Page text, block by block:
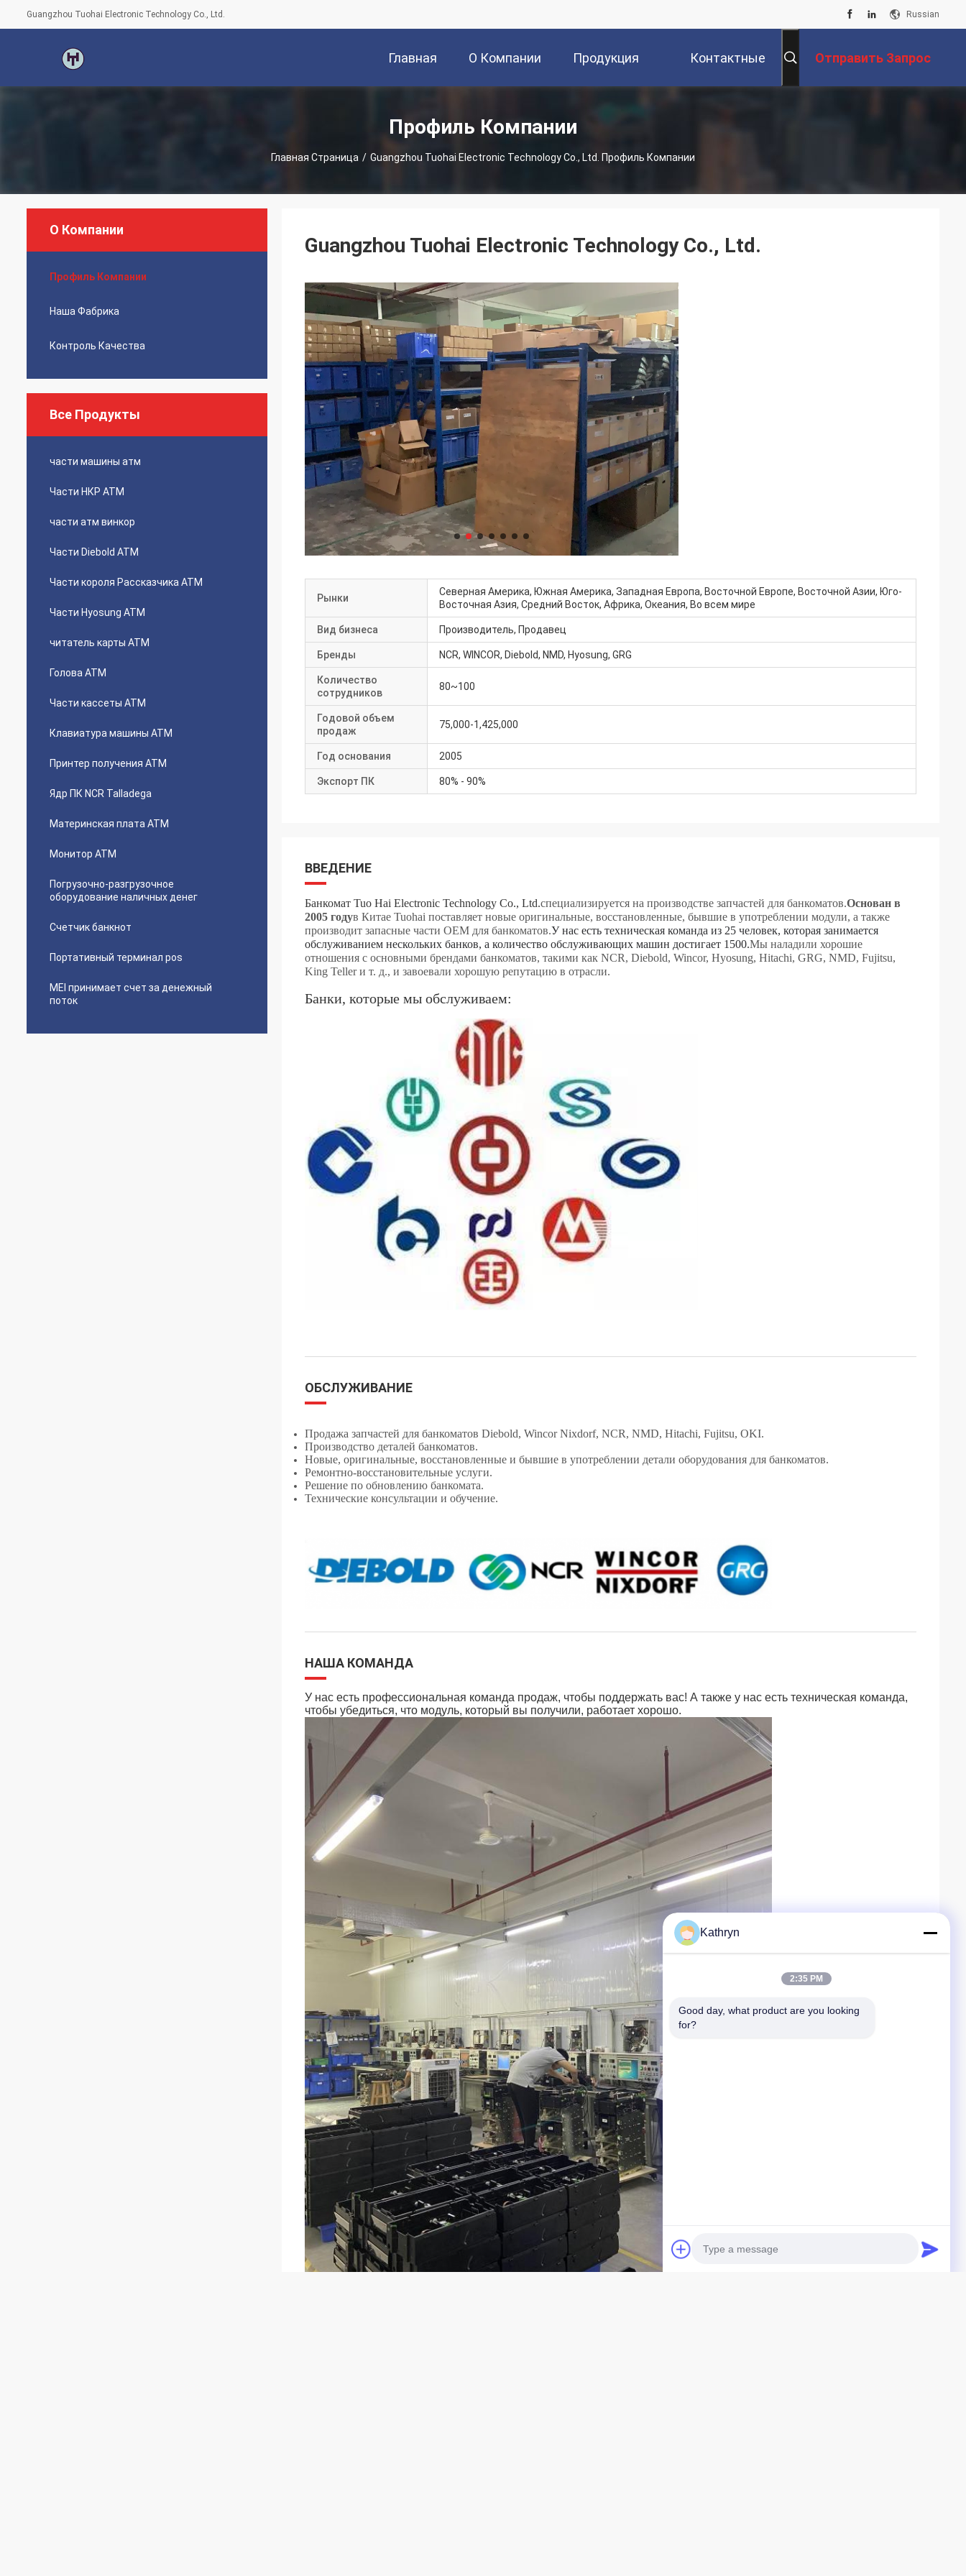
Guangzhou Tuohai Electronic Technology Co., Ltd. Russian
Главная
Страница
О Компании Продукция Контактные Отправить Запрос
Профиль Компании
Главная Страница / Guangzhou Tuohai Electronic Technology Co., Ltd. Профиль Компании
О Компании
Профиль Компании
Наша Фабрика
Контроль Качества
Все Продукты
части машины атм
Части НКР АТМ
части атм винкор
Части Diebold ATM
Части короля Рассказчика ATM
Части Hyosung ATM
читатель карты АТМ
Голова ATM
Части кассеты ATM
Клавиатура машины ATM
Принтер получения ATM
Ядр ПК NCR Talladega
Материнская плата ATM
Монитор ATM
Погрузочно-разгрузочное
оборудование наличных денег
Счетчик банкнот
Портативный терминал pos
MEI принимает счет за денежный
поток
Guangzhou Tuohai Electronic Technology Co., Ltd.
Рынки
Северная Америка, Южная Америка, Западная Европа, Восточной Европе, Восточной Азии, Юго-
Восточная Азия, Средний Восток, Африка, Океания, Во всем мире
Вид бизнеса Производитель, Продавец
Бренды NCR, WINCOR, Diebold, NMD, Hyosung, GRG
Количество
сотрудников
80~100
Годовой объем
продаж
75,000-1,425,000
Год основания 2005
Экспорт ПК 80% - 90%
ВВЕДЕНИЕ
Банкомат Tuo Hai Electronic Technology Co., Ltd.специализируется на производстве запчастей для банкоматов.Основан в
2005 годув Китае Tuohai поставляет новые оригинальные, восстановленные, бывшие в употреблении модули, а также
производит запасные части OEM для банкоматов.У нас есть техническая команда из 25 человек, которая занимается
обслуживанием нескольких банков, а количество обслуживающих машин достигает 1500.Мы наладили хорошие
отношения с основными брендами банкоматов, такими как NCR, Diebold, Wincor, Hyosung, Hitachi, GRG, NMD, Fujitsu,
King Teller и т. д., и завоевали хорошую репутацию в отрасли.
Банки, которые мы обслуживаем:
ОБСЛУЖИВАНИЕ
Продажа запчастей для банкоматов Diebold, Wincor Nixdorf, NCR, NMD, Hitachi, Fujitsu, OKI.
Производство деталей банкоматов.
Новые, оригинальные, восстановленные и бывшие в употреблении детали оборудования для банкоматов.
Ремонтно-восстановительные услуги.
Решение по обновлению банкомата.
Технические консультации и обучение.
НАША КОМАНДА
У нас есть профессиональная команда продаж, чтобы поддержать вас! А также у нас есть техническая команда,
чтобы убедиться, что модуль, который вы получили, работает хорошо.
Kathryn
2:35 PM
Good day, what product are you looking
for?